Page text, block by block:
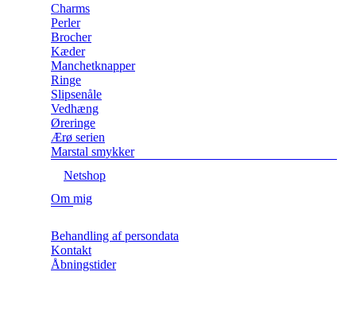
Charms
Perler
Brocher
Kæder
Manchetknapper
Ringe
Slipsenåle
Vedhæng
Øreringe
Ærø serien
Marstal smykker
Netshop
Om mig
Behandling af persondata
Kontakt
Åbningstider